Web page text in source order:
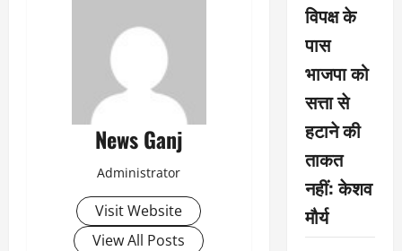
News Ganj
Administrator
Visit Website
View All Posts
विपक्ष के
पास
भाजपा को
सत्ता से
हटाने की
ताकत
नहीं: केशव
मौर्य